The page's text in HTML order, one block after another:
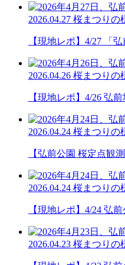
2026.04.27 桜まつりの
【現地レポ】4/27 「
2026.04.26 桜まつりの
【現地レポ】4/26 弘
2026.04.24 桜まつりの
【弘前公園 桜定点観
2026.04.24 桜まつりの
【現地レポ】4/24 弘
2026.04.23 桜まつりの